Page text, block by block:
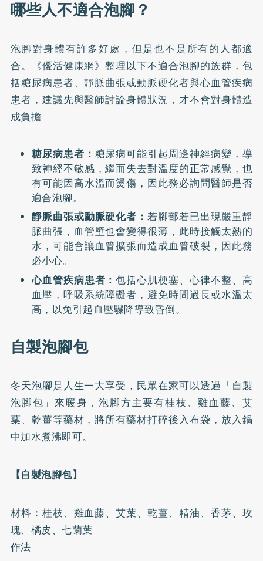
哪些人不適合泡腳？
泡腳對身體有許多好處，但是也不是所有的人都適
合。《優活健康網》整理以下不適合泡腳的族群，包
括糖尿病患者、靜脈曲張或動脈硬化者與心血管疾病
患者，建議先與醫師討論身體狀況，才不會對身體造
成負擔
糖尿病患者： 糖尿病可能引起周邊神經病變，導
致神經不敏感，繼而失去對溫度的正常感覺，也
有可能因高水溫而燙傷，因此務必詢問醫師是否
適合泡腳。
靜脈曲張或動脈硬化者：若腳部若已出現嚴重靜
脈曲張，血管壁也會變得很薄，此時接觸太熱的
水，可能會讓血管擴張而造成血管破裂，因此務
必小心。
心血管疾病患者：包括心肌梗塞、心律不整、高
血壓，呼吸系統障礙者，避免時間過長或水溫太
高，以免引起血壓驟降導致昏倒。
自製泡腳包
冬天泡腳是人生一大享受，民眾在家可以透過「自製
泡腳包 」來暖身，泡腳方主要有桂枝、雞血藤、艾
葉、乾薑等藥材，將所有藥材打碎後入布袋，放入鍋
中加水煮沸即可。
【自製泡腳包】
材料：桂枝、雞血藤、艾葉、乾薑、精油、香茅、玫
瑰、橘皮、七蘭葉
作法